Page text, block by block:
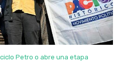
Petro o abre una etapa